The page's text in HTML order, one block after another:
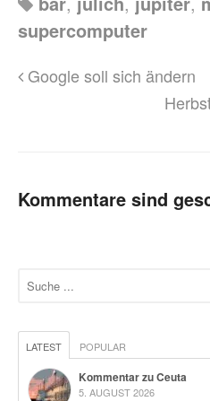
supercomputer
Google soll sich ändern
Kommentare sind
LATEST POPULAR
Kommentar zu Ceuta
5. AUGUST 2026